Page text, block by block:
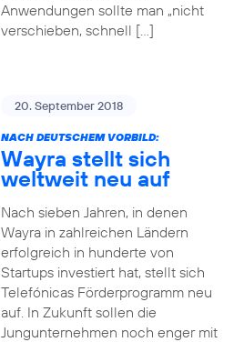
Anwendungen sollte man „nicht
verschieben, schnell […]
20. September 2018
NACH DEUTSCHEM VORBILD:
Wayra stellt sich
weltweit neu auf
Nach sieben Jahren, in denen
Wayra in zahlreichen Ländern
erfolgreich in hunderte von
Startups investiert hat, stellt sich
Telefónicas Förderprogramm neu
auf. In Zukunft sollen die
Jungunternehmen noch enger mit